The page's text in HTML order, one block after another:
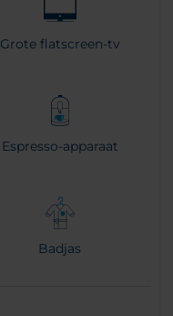
Grote flatscreen-tv
Espresso-apparaat
Badjas